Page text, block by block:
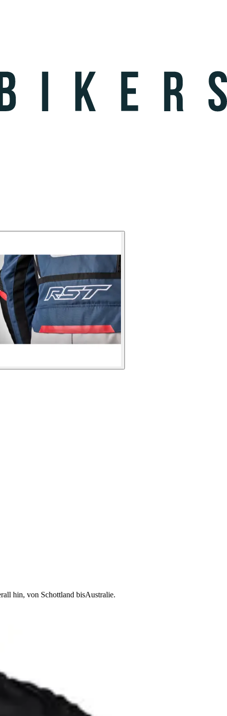
hin, von Schottland bisAustralie.